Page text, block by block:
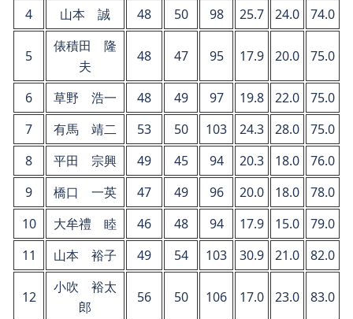
4
山本 誠 48 50 98 25.7 24.0 74.0
5
俵積田 隆
夫
48 47 95 17.9 20.0 75.0
6 草野 浩一 48 49 97 19.8 22.0
75.0
7
有馬 靖二 53 50 103 24.3 28.0
75.0
8
平田 宗興 49 45 94 20.3 18.0
76.0
9
橋口 一英 47 49 96 20.0 18.0
78.0
10
大牟禮 睦 46 48 94 17.9 15.0
79.0
11
山本 裕子 49 54 103 30.9 21.0 82.0
12
小吹 裕太
郎
56 50 106 17.0 23.0 83.0